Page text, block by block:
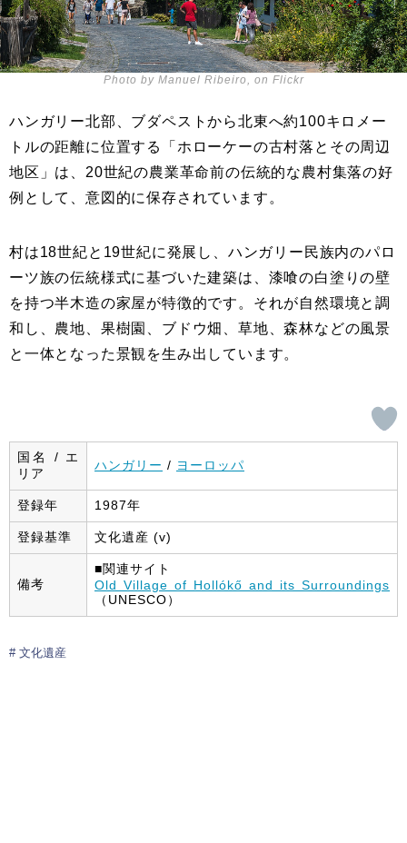
Photo by Manuel Ribeiro, on Flickr
ハンガリー北部、ブダペストから北東へ約100キロメー
トルの距離に位置する「ホローケーの古村落とその周辺
地区」は、20世紀の農業革命前の伝統的な農村集落の好
例として、意図的に保存されています。
村は18世紀と19世紀に発展し、ハンガリー民族内のパロ
ーツ族の伝統様式に基づいた建築は、漆喰の白塗りの壁
を持つ半木造の家屋が特徴的です。それが自然環境と調
和し、農地、果樹園、ブドウ畑、草地、森林などの風景
と一体となった景観を生み出しています。
国名 / エ
リア
ハンガリー / ヨーロッパ
登録年 1987年
登録基準 文化遺産 (v)
備考
■関連サイト
Old Village of Hollókő and its Surroundings
（UNESCO）
文化遺産